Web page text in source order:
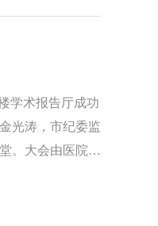
学术报告厅成功
光涛，市纪委监
。大会由医院党